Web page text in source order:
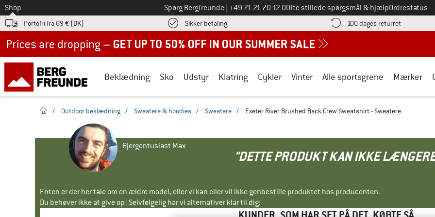
Til
Shop Spørg Bergfreunde Ring til os på
+49 71 21 70 12 0Ofte stillede spørgsmål & hjælpOrdrestatus
Portofri fra 69 € (DK) Sikker betalingFind betalingsoplysningerne her! Åbnes i en infoboks
100 dages returret Gå til
Beklædning Sko Udstyr Klatring Cykler Vinter Alle sportsgrene Mærker
Hjemmeside
/ Outdoor beklædning / Sweatere & hoodies / Sweatere / Exeter River Brushed Back Crew Sweatshirt - Sweatere
Bjergentusiast Max
"DETTE PRODUKT KAN IKKE
Enten er der her tale om en ældre model, eller vi kan eller vil ikke genbestille produktet hos producenten.
Du behøver ikke at give op! Selvfølgelig har vi alternativer klar til dig: